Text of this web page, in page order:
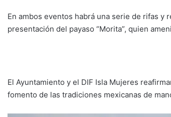
En ambos eventos habrá una serie de rifas y
presentación del payaso “Morita”, quien
El Ayuntamiento y el DIF Isla Mujeres
fomento de las tradiciones mexicanas de